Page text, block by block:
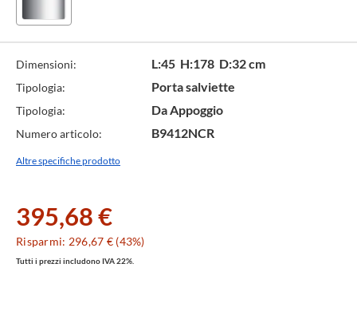
Dimensioni: L:45 H:178 D:32 cm
Tipologia: Porta salviette
Tipologia: Da Appoggio
Numero articolo: B9412NCR
Altre specifiche prodotto
395,68 €
Risparmi: 296,67 € (43%)
Tutti i prezzi includono IVA 22%.